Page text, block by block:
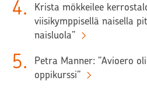
4.
Krista mökkeilee
viisikymppisellä naisella
naisluola”
5.
Petra Manner: ”Avioero
oppikurssi”